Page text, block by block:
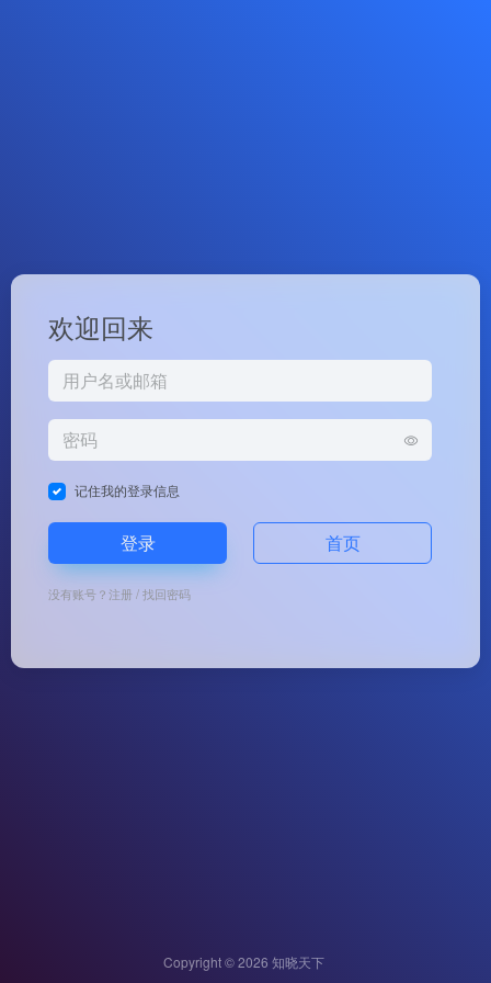
欢迎回来
记住我的登录信息
登录 首页
没有账号？注册/找回密码
Copyright © 2026 知晓天下